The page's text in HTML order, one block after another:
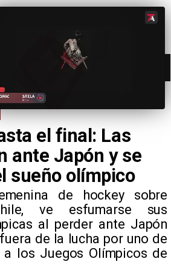
ENTRETENCIÓN
el final: Las
ante Japón y se
sueño olímpico
de hockey sobre
ve esfumarse sus
al perder ante Japón
de la lucha por uno de
los Juegos Olímpicos de